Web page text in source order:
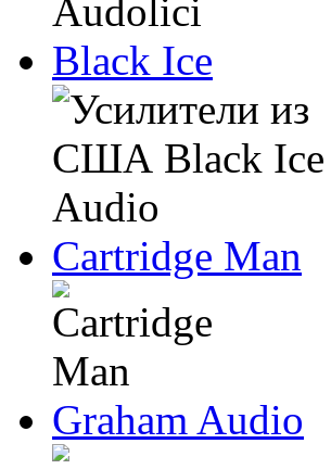
Black Ice
Cartridge Man
Graham Audio